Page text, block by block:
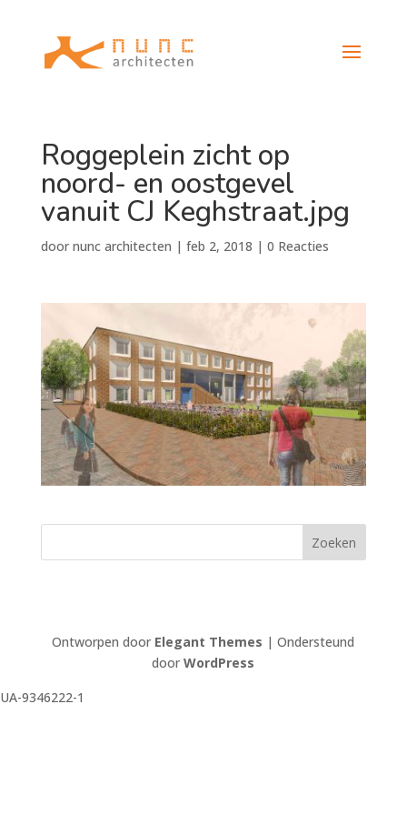
Roggeplein zicht op
noord- en oostgevel
vanuit CJ Keghstraat.jpg
door nunc architecten | feb 2, 2018 | 0 Reacties
Ontworpen door Elegant Themes | Ondersteund
doorWordPress
UA-9346222-1